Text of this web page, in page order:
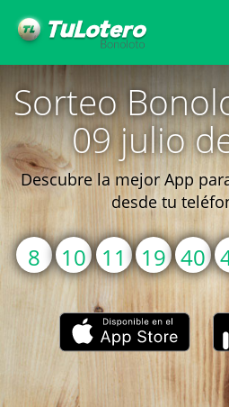
Sorteo
09 julio
Descubre la mejor App
desde tu
8 10 11 19 40